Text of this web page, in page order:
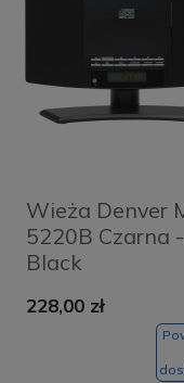
Wieża Denver
5220B Czarna -
Black
228,00 zł